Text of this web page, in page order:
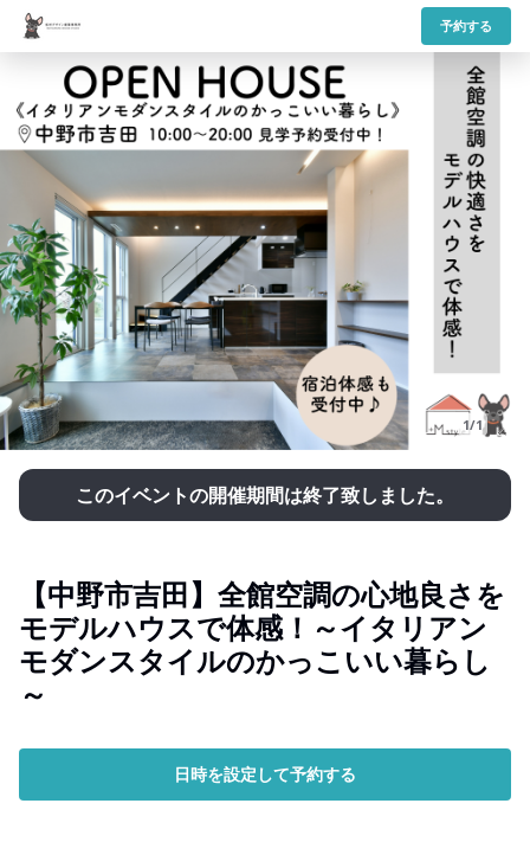
予約する
1/1
このイベントの開催期間は終了致しました。
【中野市吉田】全館空調の心地良さを
モデルハウスで体感！～イタリアン
モダンスタイルのかっこいい暮らし
～
日時を設定して予約する